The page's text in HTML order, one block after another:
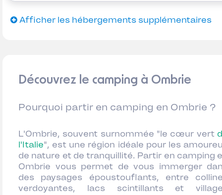
Afficher les hébergements supplémentaires
Découvrez le camping à Ombrie
Pourquoi partir en camping en Ombrie ?
L'Ombrie, souvent surnommée "le cœur vert
l'Italie", est une région idéale pour les
de nature et de tranquillité. Partir en camping
Ombrie vous permet de vous immerger
des paysages époustouflants, entre
verdoyantes, lacs scintillants et